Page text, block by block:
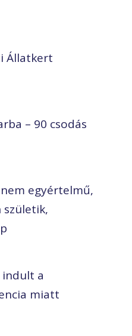
Állatkert
– 90 csodás
egyértelmű,
születik,
a
miatt